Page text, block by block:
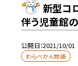
新型コ
伴う児童館
公開日 2021/10/01
わらべかん物語